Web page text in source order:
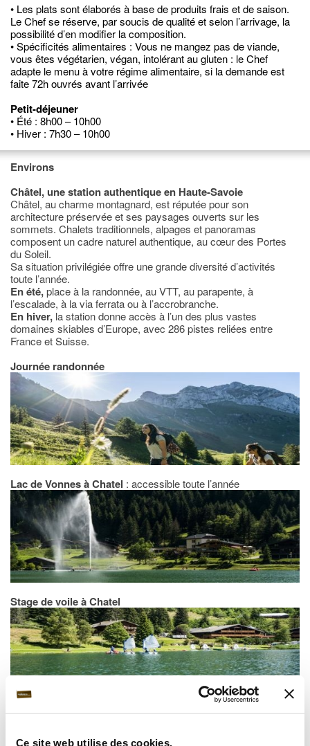
Ce site web utilise des cookies.
• Les plats sont élaborés à base de produits frais et de saison.
Le Chef se réserve, par soucis de qualité et selon l’arrivage, la
possibilité d’en modifier la composition.
• Spécificités alimentaires : Vous ne mangez pas de viande,
vous êtes végétarien, végan, intolérant au gluten : le Chef
adapte le menu à votre régime alimentaire, si la demande est
faite 72h ouvrés avant l’arrivée
Petit-déjeuner
• Été : 8h00 – 10h00
• Hiver : 7h30 – 10h00
Environs
Châtel, une station authentique en Haute-Savoie
Châtel, au charme montagnard, est réputée pour son
architecture préservée et ses paysages ouverts sur les
sommets. Chalets traditionnels, alpages et panoramas
composent un cadre naturel authentique, au cœur des Portes
du Soleil.
Sa situation privilégiée offre une grande diversité d’activités
toute l’année.
En été,place à la randonnée, au VTT, au parapente, à
l’escalade, à la via ferrata ou à l’accrobranche.
En hiver, la station donne accès à l’un des plus vastes
domaines skiables d’Europe, avec 286 pistes reliées entre
France et Suisse.
Journée randonnée
Lac de Vonnes à Chatel : accessible toute l’année
Stage de voile à Chatel
Sentier de randonnée à Chatel